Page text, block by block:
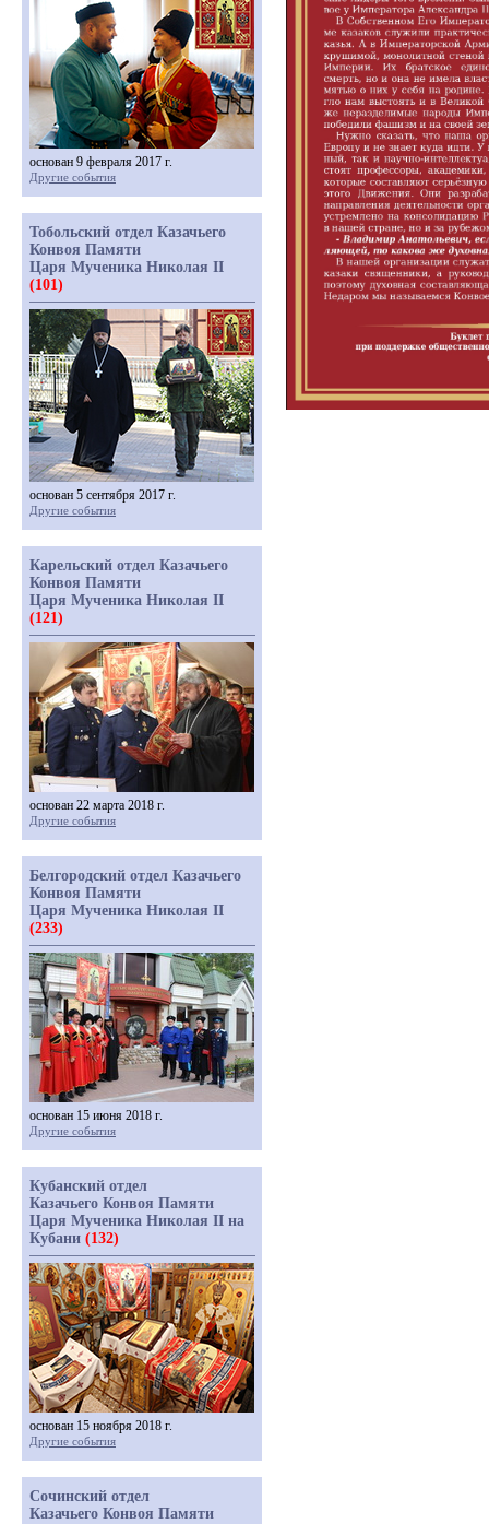
основан 9 февраля 2017 г.
Другие события
Тобольский отдел Казачьего
Конвоя Памяти
Царя Мученика Николая II
(101)
основан 5 сентября 2017 г.
Другие события
Карельский отдел Казачьего
Конвоя Памяти
Царя Мученика Николая II
(121)
основан 22 марта 2018 г.
Другие события
Белгородский отдел Казачьего
Конвоя Памяти
Царя Мученика Николая II
(233)
основан 15 июня 2018 г.
Другие события
Кубанский отдел
Казачьего Конвоя Памяти
Царя Мученика Николая II на
Кубани (132)
основан 15 ноября 2018 г.
Другие события
Сочинский отдел
Казачьего Конвоя Памяти